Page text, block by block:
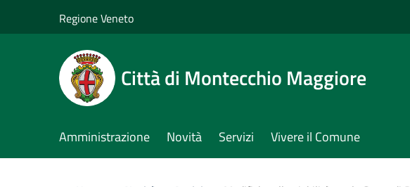
Regione Veneto
Città di Montecchio Maggiore
Amministrazione Novità Servizi Vivere il Comune